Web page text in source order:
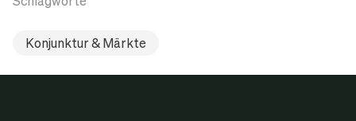
Konjunktur & Märkte